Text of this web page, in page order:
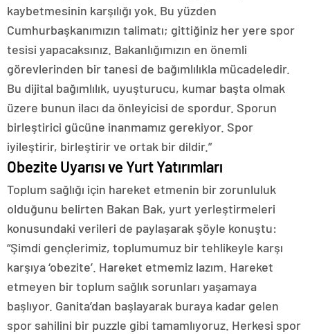
kaybetmesinin karşılığı yok. Bu yüzden
Cumhurbaşkanımızın talimatı; gittiğiniz her yere spor
tesisi yapacaksınız. Bakanlığımızın en önemli
görevlerinden bir tanesi de bağımlılıkla mücadeledir.
Bu dijital bağımlılık, uyuşturucu, kumar başta olmak
üzere bunun ilacı da önleyicisi de spordur. Sporun
birleştirici gücüne inanmamız gerekiyor. Spor
iyileştirir, birleştirir ve ortak bir dildir.”
Obezite Uyarısı ve Yurt Yatırımları
Toplum sağlığı için hareket etmenin bir zorunluluk
olduğunu belirten Bakan Bak, yurt yerleştirmeleri
konusundaki verileri de paylaşarak şöyle konuştu:
“Şimdi gençlerimiz, toplumumuz bir tehlikeyle karşı
karşıya ‘obezite’. Hareket etmemiz lazım. Hareket
etmeyen bir toplum sağlık sorunları yaşamaya
başlıyor. Ganita’dan başlayarak buraya kadar gelen
spor sahilini bir puzzle gibi tamamlıyoruz. Herkesi spor